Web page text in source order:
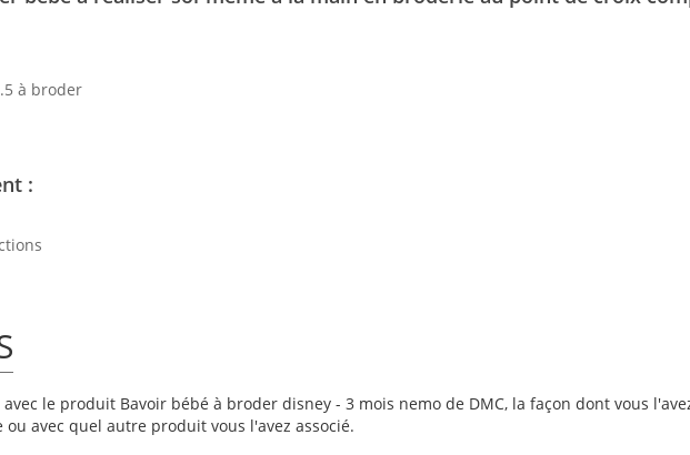
à broder
:
le produit Bavoir bébé à broder disney - 3 mois nemo de DMC, la façon dont vous
avec quel autre produit vous l'avez associé.